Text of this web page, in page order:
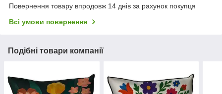
Повернення товару впродовж 14 днів за рахунок покупця
Всі умови повернення
Подібні товари компанії